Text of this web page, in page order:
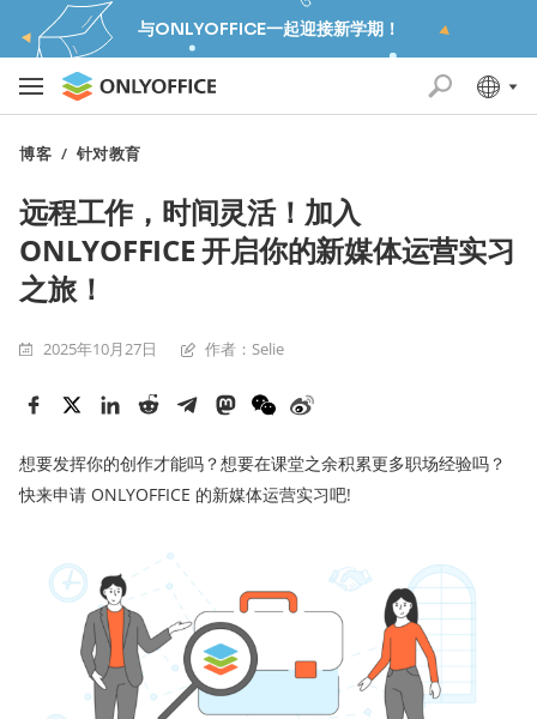
与ONLYOFFICE一起迎接新学期！
博客 / 针对教育
远程工作，时间灵活！加入
ONLYOFFICE 开启你的新媒体运营实习
之旅！
2025年10月27日 作者：Selie
想要发挥你的创作才能吗？想要在课堂之余积累更多职场经验吗？
快来申请 ONLYOFFICE 的新媒体运营实习吧!